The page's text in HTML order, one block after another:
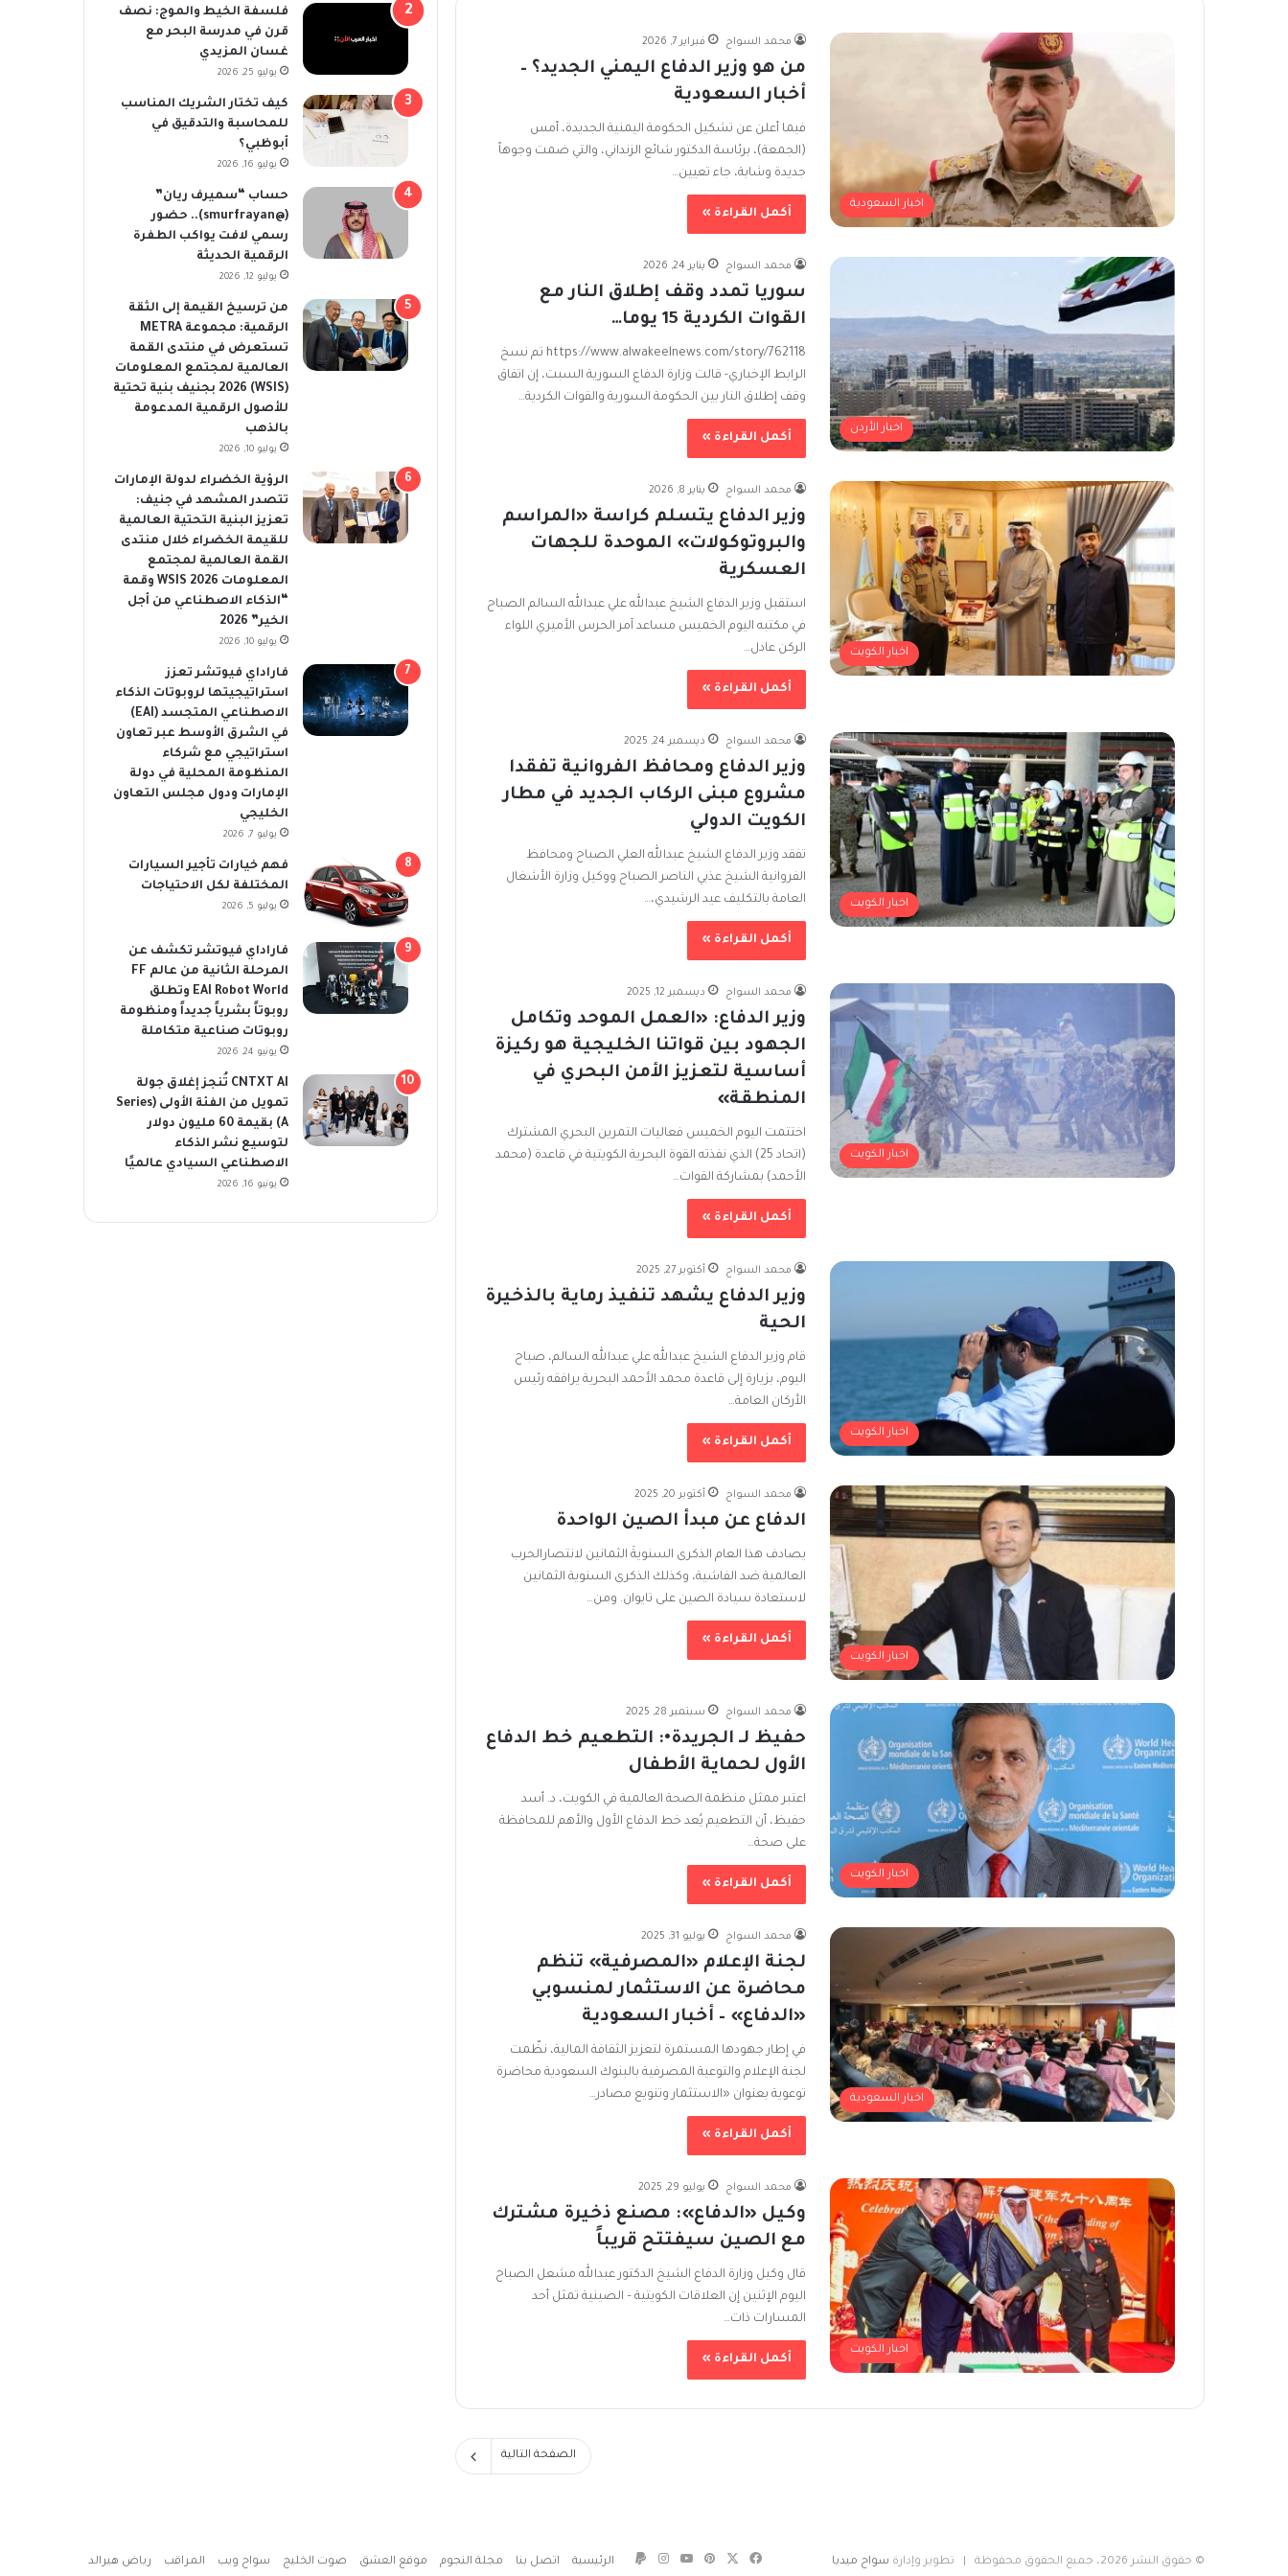
اخبار السعودية
محمد السواح فبراير 7, 2026
من هو وزير الدفاع اليمني الجديد؟ –
أخبار السعودية
فيما أعلن عن تشكيل الحكومة اليمنية الجديدة، أمس
(الجمعة)، برئاسة الدكتور شائع الزنداني، والتي ضمت وجوهاً
جديدة وشابة، جاء تعيين…
أكمل القراءة »
اخبار الأردن
محمد السواح يناير 24, 2026
سوريا تمدد وقف إطلاق النار مع
القوات الكردية 15 يوما…
https://www.alwakeelnews.com/story/762118 تم نسخ
الرابط الإخباري- قالت وزارة الدفاع السورية السبت، إن اتفاق
وقف إطلاق النار بين الحكومة السورية والقوات الكردية…
أكمل القراءة »
اخبار الكويت
محمد السواح يناير 8, 2026
وزير الدفاع يتسلم كراسة «المراسم
والبروتوكولات» الموحدة للجهات
العسكرية
استقبل وزير الدفاع الشيخ عبدالله علي عبدالله السالم الصباح
في مكتبه اليوم الخميس مساعد آمر الحرس الأميري اللواء
الركن عادل…
أكمل القراءة »
اخبار الكويت
محمد السواح ديسمبر 24, 2025
وزير الدفاع ومحافظ الفروانية تفقدا
مشروع مبنى الركاب الجديد في مطار
الكويت الدولي
تفقد وزير الدفاع الشيخ عبدالله العلي الصباح ومحافظ
الفروانية الشيخ عذبي الناصر الصباح ووكيل وزارة الأشغال
العامة بالتكليف عيد الرشيدي،…
أكمل القراءة »
اخبار الكويت
محمد السواح ديسمبر 12, 2025
وزير الدفاع: «العمل الموحد وتكامل
الجهود بين قواتنا الخليجية هو ركيزة
أساسية لتعزيز الأمن البحري في
المنطقة»
اختتمت اليوم الخميس فعاليات التمرين البحري المشترك
(اتحاد 25) الذي نفذته القوة البحرية الكويتية في قاعدة (محمد
الأحمد) بمشاركة القوات…
أكمل القراءة »
اخبار الكويت
محمد السواح أكتوبر 27, 2025
وزير الدفاع يشهد تنفيذ رماية بالذخيرة
الحية
قام وزير الدفاع الشيخ عبدالله علي عبدالله السالم، صباح
اليوم، بزيارة إلى قاعدة محمد الأحمد البحرية يرافقه رئيس
الأركان العامة…
أكمل القراءة »
اخبار الكويت
محمد السواح أكتوبر 20, 2025
الدفاع عن مبدأ الصين الواحدة
يصادف هذا العام الذكرى السنويةَ الثمانين لانتصارالحرب
العالمية ضد الفاشية، وكذلك الذكرى السنوية الثمانين
لاستعادة سيادة الصين على تايوان. ومن…
أكمل القراءة »
اخبار الكويت
محمد السواح سبتمبر 28, 2025
حفيظ لـ الجريدة•: التطعيم خط الدفاع
الأول لحماية الأطفال
اعتبر ممثل منظمة الصحة العالمية في الكويت، د. أسد
حفيظ، أن التطعيم يُعد خط الدفاع الأول والأهم للمحافظة
على صحة…
أكمل القراءة »
اخبار السعودية
محمد السواح يوليو 31, 2025
لجنة الإعلام «المصرفية» تنظم
محاضرة عن الاستثمار لمنسوبي
«الدفاع» – أخبار السعودية
في إطار جهودها المستمرة لتعزيز الثقافة المالية، نظّمت
لجنة الإعلام والتوعية المصرفية بالبنوك السعودية محاضرة
توعوية بعنوان «الاستثمار وتنويع مصادر…
أكمل القراءة »
اخبار الكويت
محمد السواح يوليو 29, 2025
وكيل «الدفاع»: مصنع ذخيرة مشترك
مع الصين سيفتتح قريباً
قال وكيل وزارة الدفاع الشيخ الدكتور عبدالله مشعل الصباح
اليوم الإثنين إن العلاقات الكويتية – الصينية تمثل أحد
المسارات ذات…
أكمل القراءة »
الصفحة التالية
فلسفة الخيط والموج: نصف
قرن في مدرسة البحر مع
غسان المزيدي
يوليو 25, 2026
كيف تختار الشريك المناسب
للمحاسبة والتدقيق في
أبوظبي؟
يوليو 16, 2026
حساب “سميرف ريان”
(@smurfrayan).. حضور
رسمي لافت يواكب الطفرة
الرقمية الحديثة
يوليو 12, 2026
من ترسيخ القيمة إلى الثقة
الرقمية: مجموعة METRA
تستعرض في منتدى القمة
العالمية لمجتمع المعلومات
(WSIS) 2026 بجنيف بنية تحتية
للأصول الرقمية المدعومة
بالذهب
يوليو 10, 2026
الرؤية الخضراء لدولة الإمارات
تتصدر المشهد في جنيف:
تعزيز البنية التحتية العالمية
للقيمة الخضراء خلال منتدى
القمة العالمية لمجتمع
المعلومات WSIS 2026 وقمة
“الذكاء الاصطناعي من أجل
الخير” 2026
يوليو 10, 2026
فاراداي فيوتشر تعزز
استراتيجيتها لروبوتات الذكاء
الاصطناعي المتجسد (EAI)
في الشرق الأوسط عبر تعاون
استراتيجي مع شركاء
المنظومة المحلية في دولة
الإمارات ودول مجلس التعاون
الخليجي
يوليو 7, 2026
فهم خيارات تأجير السيارات
المختلفة لكل الاحتياجات
يوليو 5, 2026
فاراداي فيوتشر تكشف عن
المرحلة الثانية من عالم FF
EAI Robot World وتطلق
روبوتاً بشرياً جديداً ومنظومة
روبوتات صناعية متكاملة
يونيو 24, 2026
CNTXT AI تُنجز إغلاق جولة
تمويل من الفئة الأولى (Series
A) بقيمة 60 مليون دولار
لتوسيع نشر الذكاء
الاصطناعي السيادي عالميًا
يونيو 16, 2026
© حقوق النشر 2026، جميع الحقوق محفوظة | تطوير وإدارة سواح ميديا الرئيسية اتصل بنا مجلة النجوم موقع العشق صوت الخليج سواح ويب المراقب رياض هيرالد فيسبوكبينتيريست‫YouTube
انستقرام
‏Paypal